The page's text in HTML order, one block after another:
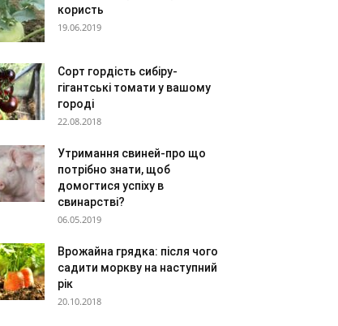
користь
19.06.2019
Сорт гордість сибіру-
гігантські томати у вашому
городі
22.08.2018
Утримання свиней-про що
потрібно знати, щоб
домогтися успіху в
свинарстві?
06.05.2019
Врожайна грядка: після чого
садити моркву на наступний
рік
20.10.2018